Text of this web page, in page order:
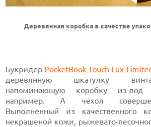
Деревянная коробкав качестве
Букридер PocketBook Touch Lux
деревянную шкатулку
напоминающую коробку из-под
например. А чехол
Выполненный из качественного
некрашеной кожи, рыжевато-